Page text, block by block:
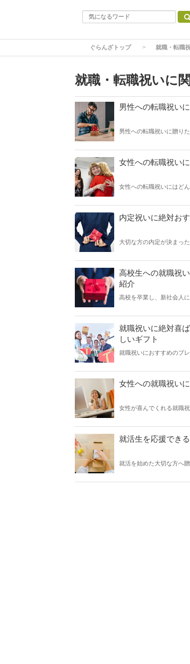
ぐらんざトップ 就職・転職
就職・転職祝いに
男性への転職祝い
男性への転職祝いに贈り
アイテムを大特集します
女性への転職祝い
女性への転職祝いにはど
介。新しい職場で使える
内定祝いに絶対お
大切な方の内定が決まっ
回は日常使いできるアイ
高校生への就職祝
紹介
高校を卒業し、新社会人
や記念になる名入れグッ
就職祝いに絶対喜
しいギフト
就職祝いにおすすめのプ
らしい品のあるアイテム
女性への就職祝い
女性が喜んでくれる就職
しいレディースアイテム
就活生を応援でき
就活を始めた大切な方へ
便利なアイテムをプレゼ